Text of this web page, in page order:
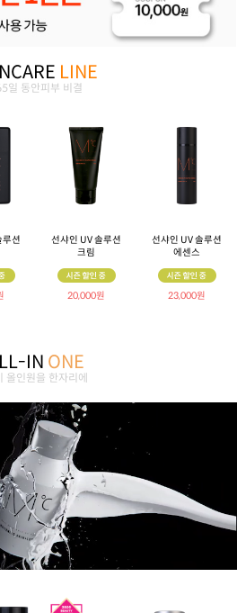
LINE
일 동안피부 비결
루션
선샤인 UV 솔루션
크림
20,000원
선샤인 UV 솔루션
에센스
23,000원
IN ONE
올인원을 한자리에